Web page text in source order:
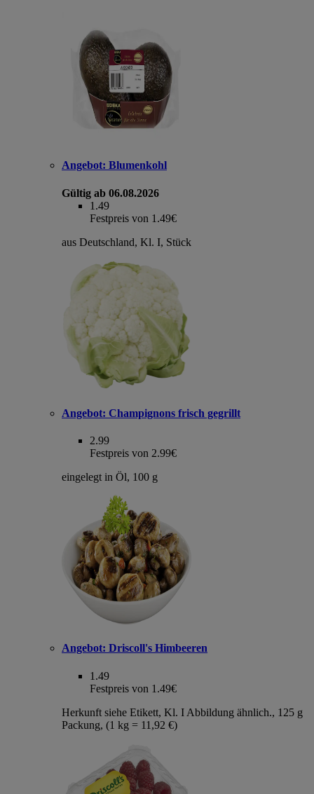
Angebot: Blumenkohl
Gültig ab 06.08.2026
1.49
Festpreis von 1.49€
aus Deutschland, Kl. I, Stück
Angebot: Champignons frisch gegrillt
2.99
Festpreis von 2.99€
eingelegt in Öl, 100 g
Angebot: Driscoll's Himbeeren
1.49
Festpreis von 1.49€
Herkunft siehe Etikett, Kl. I Abbildung ähnlich., 125 g
Packung, (1 kg = 11,92 €)